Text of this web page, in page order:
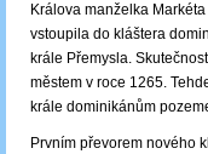
Králova manželka
vstoupila do kláštera
krále Přemysla.
městem v roce 1265.
krále dominikánům
Prvním převorem nového